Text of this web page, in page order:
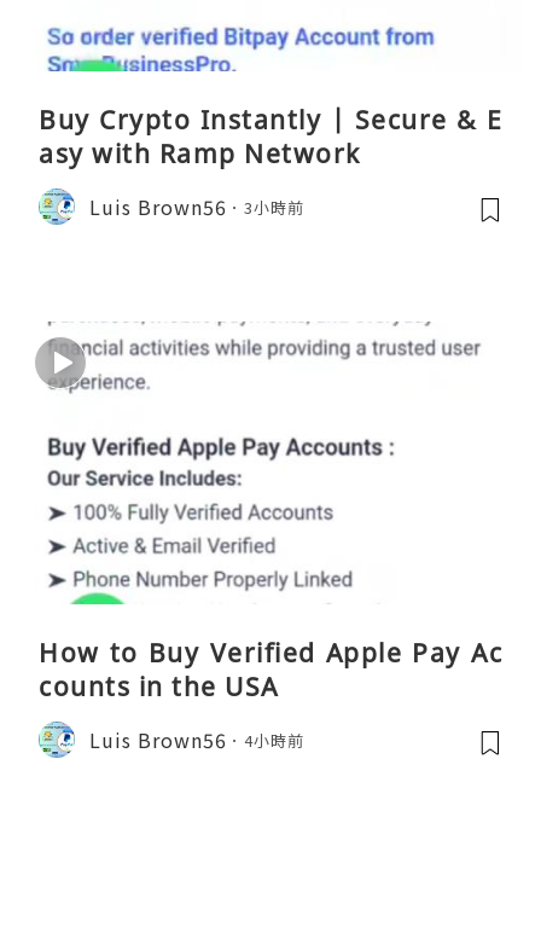
Buy Crypto Instantly | Secure & E
asy with Ramp Network
Luis Brown56 3小時前
How to Buy Verified Apple Pay Ac
counts in the USA
Luis Brown56 4小時前